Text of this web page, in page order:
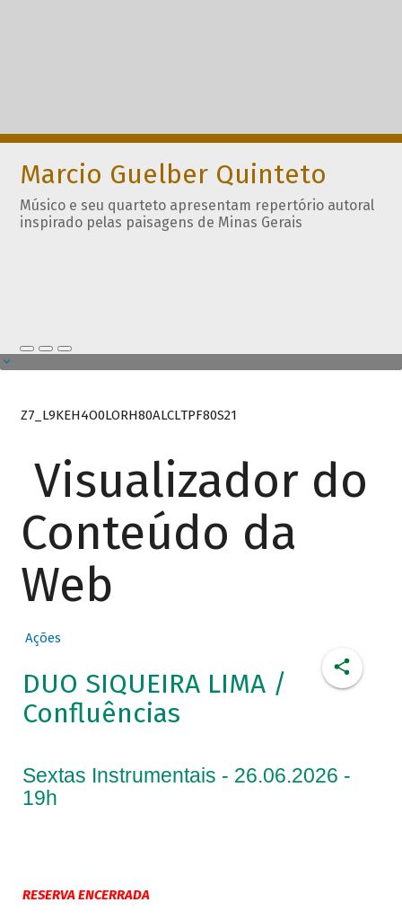
Marcio Guelber Quinteto
Músico e seu quarteto apresentam repertório autoral
inspirado pelas paisagens de Minas Gerais
Z7_L9KEH4O0LORH80ALCLTPF80S21
Visualizador do
Conteúdo da
Web
Ações
DUO SIQUEIRA LIMA /
Confluências
Sextas Instrumentais - 26.06.2026 -
19h
RESERVA ENCERRADA